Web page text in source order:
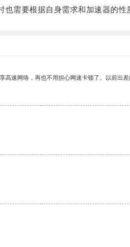
需要根据自身需求和加速器的性
速网络，再也不用担心网速卡顿了。以前出